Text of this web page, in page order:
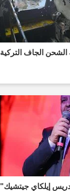
الجاف التركية
إيلكاي جيتشيك"